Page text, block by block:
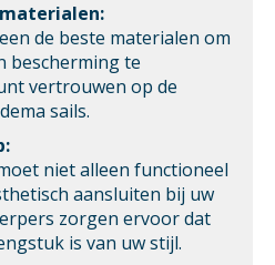
de beste materialen om
bescherming te
vertrouwen op de
sails.
niet alleen functioneel
aansluiten bij uw
zorgen ervoor dat
is van uw stijl.